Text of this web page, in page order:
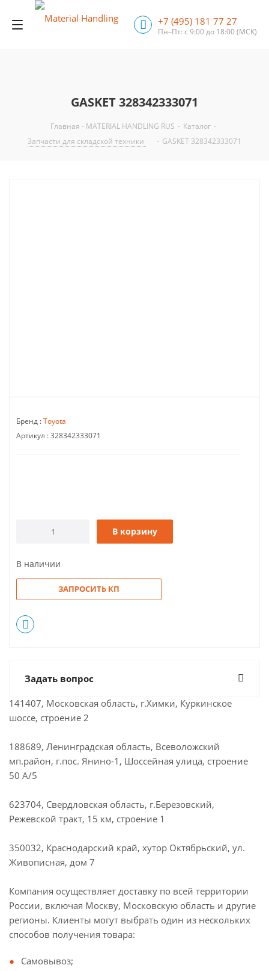
+7 (495) 181 77 27
Пн–Пт: с 9:00 до 18:00(МСК)
GASKET 328342333071
Главная - MATERIAL HANDLING RUS - Каталог -
Запчасти для складской техники
- GASKET 328342333071
Бренд :Toyota
Артикул :328342333071
В корзину
В наличии
ЗАПРОСИТЬ КП
Задать вопрос
141407, Московская область, г.Химки, Куркинское
шоссе, строение 2
188689, Ленинградская область, Всеволожский
мп.район, г.пос. Янино-1, Шоссейная улица, строение
50 А/5
623704, Свердловская область, г.Березовский,
Режевской тракт, 15 км, строение 1
350032, Краснодарский край, хутор Октябрьский, ул.
Живописная, дом 7
Компания осуществляет доставку по всей территории
России, включая Москву, Московскую область и другие
регионы. Клиенты могут выбрать один из нескольких
способов получения товара:
Самовывоз;